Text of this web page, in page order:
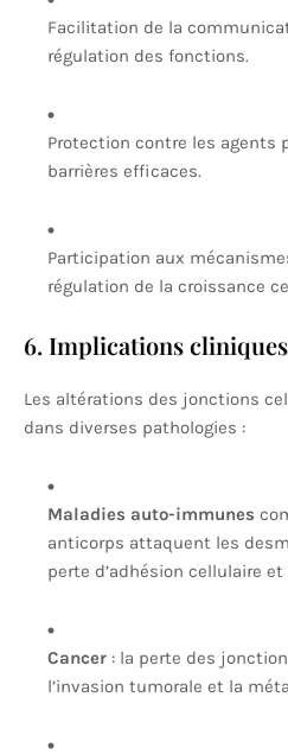
Facilitation de la
régulation des fonctions.
Protection contre les agents
barrières efficaces.
Participation aux
régulation de la croissance
6. Implications cliniques
Les altérations des jonctions
dans diverses pathologies :
Maladies auto-immunes
anticorps attaquent les
perte d’adhésion cellulaire
Cancer : la perte des
l’invasion tumorale et la